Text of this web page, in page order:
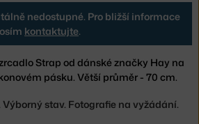
nedostupné. Pro bližší informace
kontaktujte.
Strap od dánské značky Hay na
pásku. Větší průměr - 70 cm.
stav. Fotografie na vyžádání.